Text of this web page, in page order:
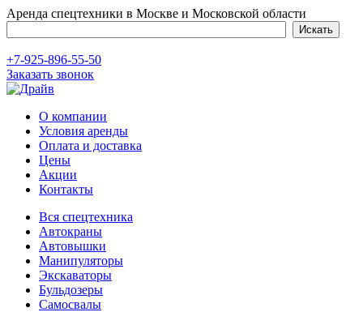
Аренда спецтехники в Москве и Московской области
+7-925-896-55-50
Заказать звонок
О компании
Условия аренды
Оплата и доставка
Цены
Акции
Контакты
Вся спецтехника
Автокраны
Автовышки
Манипуляторы
Экскаваторы
Бульдозеры
Самосвалы